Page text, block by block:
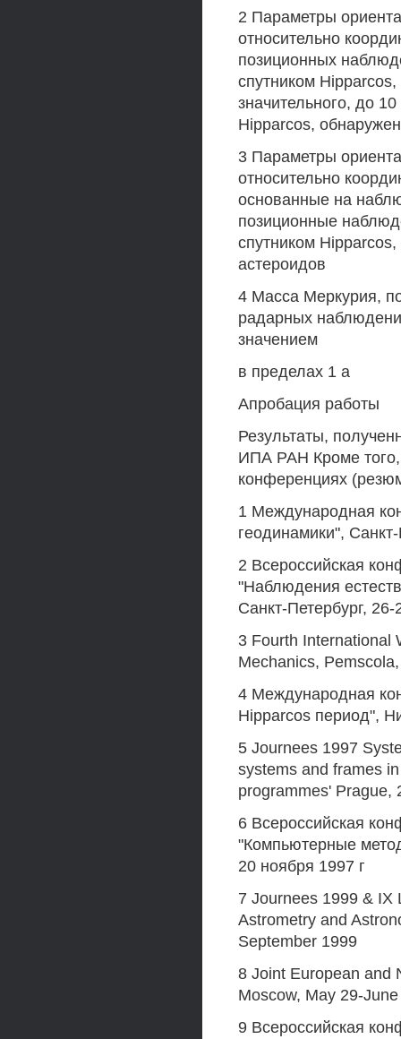
2 Параметры
относительно
позиционных
спутником
значительного, до
Hipparcos,
3 Параметры
относительно
основанные на
позиционные
спутником
астероидов
4 Масса Меркурия,
радарных
значением
в пределах 1 а
Апробация работы
Результаты,
ИПА РАН Кроме
конференциях
1 Международная
геодинамики",
2 Всероссийская
"Наблюдения
Санкт-Петербург,
3 Fourth International
Mechanics,
4 Международная
Hipparcos период",
5 Journees 1997
systems and frames
programmes' Prague,
6 Всероссийская
"Компьютерные
20 ноября 1997 г
7 Journees 1999 & IX
Astrometry and
September 1999
8 Joint European and
Moscow, May 29-
9 Всероссийская